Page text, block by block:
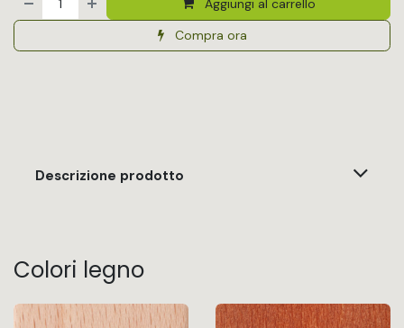
Aggiungi al carrello
Compra ora
Descrizione prodotto
Colori legno